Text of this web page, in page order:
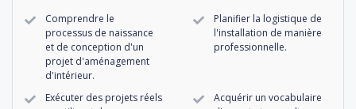
Comprendre le
processus de naissance
et de conception d'un
projet d'aménagement
d'intérieur.
Planifier la logistique de
l'installation de manière
professionnelle.
Exécuter des projets réels
Acquérir un vocabulaire